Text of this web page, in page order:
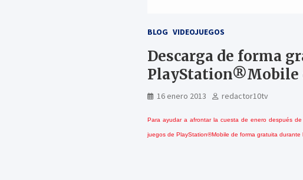
BLOG VIDEOJUEGOS
Descarga de forma
PlayStation®Mobile
16 enero 2013 redactor10tv
Para ayudar a afrontar la cuesta de enero después
juegos de PlayStation®Mobile de forma gratuita durante